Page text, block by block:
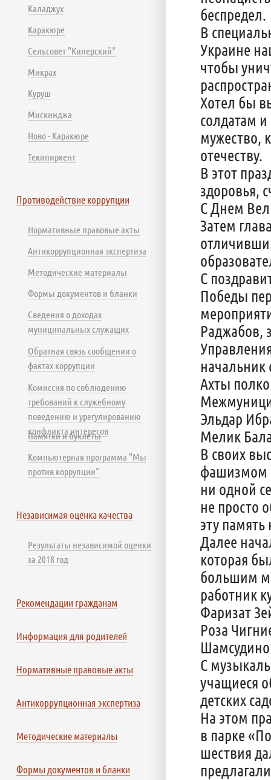
беспредел.
В
Украине
чтобы
Хотел бы
солдатам
мужество,
отечеству.
В этот
здоровья,
С Днем
Затем
С
Победы
Раджабов,
начальник
Ахты
Эльдар
Мелик
В своих
фашизмом
ни одной
не просто
эту
Далее
которая
большим
работник
Фаризат
Роза
С
учащиеся
детских
На этом
в парке
шествия
Каладжух
Каракюре
Сельсовет "Килерский"
Микрах
Куруш
Мискинджа
Ново - Каракюре
Текипиркент
Противодействие коррупции
Нормативные правовые акты
Антикоррупционная экспертиза
Методические материалы
Формы документов и бланки
Сведения о доходах
муниципальных служащих
Обратная связь сообщении о
фактах коррупции
Комиссия по соблюдению
требований к служебному
поведению и урегулированию
конфликта интересов
Памятки и буклеты
Компьютерная программа "Мы
против коррупции"
Независимая оценка качества
Результаты независимой оценки
за 2018 год
Рекомендации гражданам
Информация для родителей
Нормативные правовые акты
Антикоррупционная экспертиза
Методические материалы
Формы документов и бланки